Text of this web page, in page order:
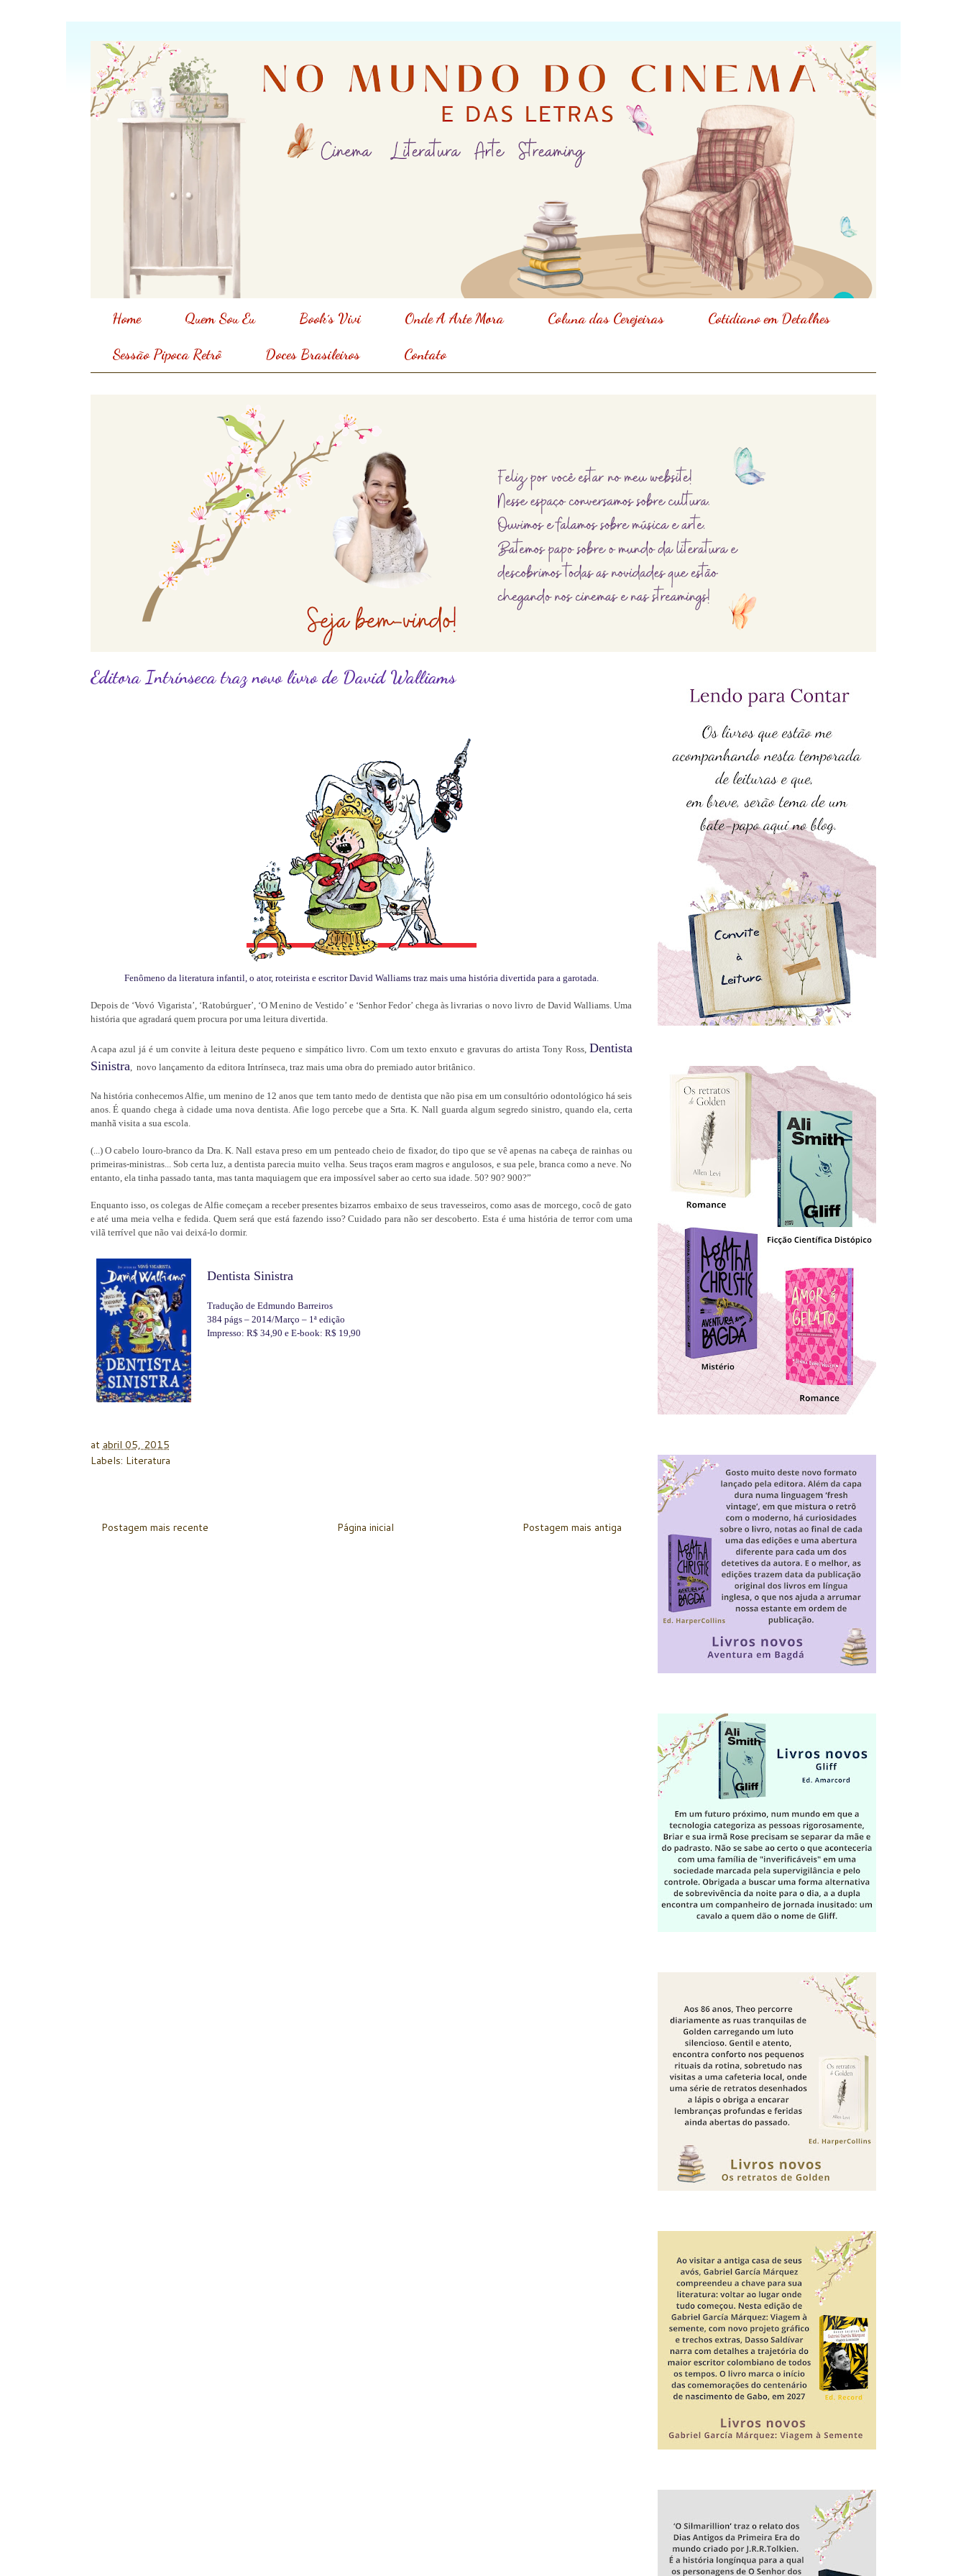
Home Quem Sou Eu Book´s Vivi Onde A Arte Mora Coluna das Cerejeiras Cotidiano em Detalhes
Sessão Pipoca Retrô Doces Brasileiros Contato
Editora Intrínseca traz novo livro de David Walliams
Fenômeno da literatura infantil, o ator, roteirista e escritor David Walliams traz mais uma história divertida para a garotada.
Depois de ‘Vovó Vigarista’, ‘Ratobúrguer’, ‘O Menino de Vestido’ e ‘Senhor Fedor’ chega às livrarias o novo livro de David Walliams. Uma
história que agradará quem procura por uma leitura divertida.
A capa azul já é um convite à leitura deste pequeno e simpático livro. Com um texto enxuto e gravuras do artista Tony Ross, Dentista
Sinistra, novo lançamento da editora Intrínseca, traz mais uma obra do premiado autor britânico.
Na história conhecemos Alfie, um menino de 12 anos que tem tanto medo de dentista que não pisa em um consultório odontológico há seis
anos. É quando chega à cidade uma nova dentista. Afie logo percebe que a Srta. K. Nall guarda algum segredo sinistro, quando ela, certa
manhã visita a sua escola.
(...) O cabelo louro-branco da Dra. K. Nall estava preso em um penteado cheio de fixador, do tipo que se vê apenas na cabeça de rainhas ou
primeiras-ministras... Sob certa luz, a dentista parecia muito velha. Seus traços eram magros e angulosos, e sua pele, branca como a neve. No
entanto, ela tinha passado tanta, mas tanta maquiagem que era impossível saber ao certo sua idade. 50? 90? 900?”
Enquanto isso, os colegas de Alfie começam a receber presentes bizarros embaixo de seus travesseiros, como asas de morcego, cocô de gato
e até uma meia velha e fedida. Quem será que está fazendo isso? Cuidado para não ser descoberto. Esta é uma história de terror com uma
vilã terrível que não vai deixá-lo dormir.
Dentista Sinistra
Tradução de Edmundo Barreiros
384 págs – 2014/Março – 1ª edição
Impresso: R$ 34,90 e E-book: R$ 19,90
atabril 05, 2015
Labels: Literatura
Postagem mais recente Postagem mais antiga
Página inicial